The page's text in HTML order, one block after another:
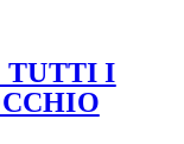
TUTTI I